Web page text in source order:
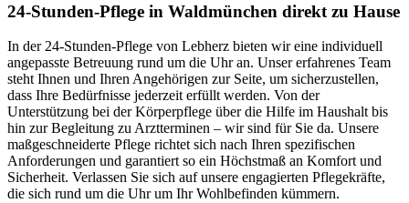
24-Stunden-Pflege in Waldmünchen direkt zu Hause
In der 24-Stunden-Pflege von Lebherz bieten wir eine individuell
angepasste Betreuung rund um die Uhr an. Unser erfahrenes Team
steht Ihnen und Ihren Angehörigen zur Seite, um sicherzustellen,
dass Ihre Bedürfnisse jederzeit erfüllt werden. Von der
Unterstützung bei der Körperpflege über die Hilfe im Haushalt bis
hin zur Begleitung zu Arztterminen – wir sind für Sie da. Unsere
maßgeschneiderte Pflege richtet sich nach Ihren spezifischen
Anforderungen und garantiert so ein Höchstmaß an Komfort und
Sicherheit. Verlassen Sie sich auf unsere engagierten Pflegekräfte,
die sich rund um die Uhr um Ihr Wohlbefinden kümmern.